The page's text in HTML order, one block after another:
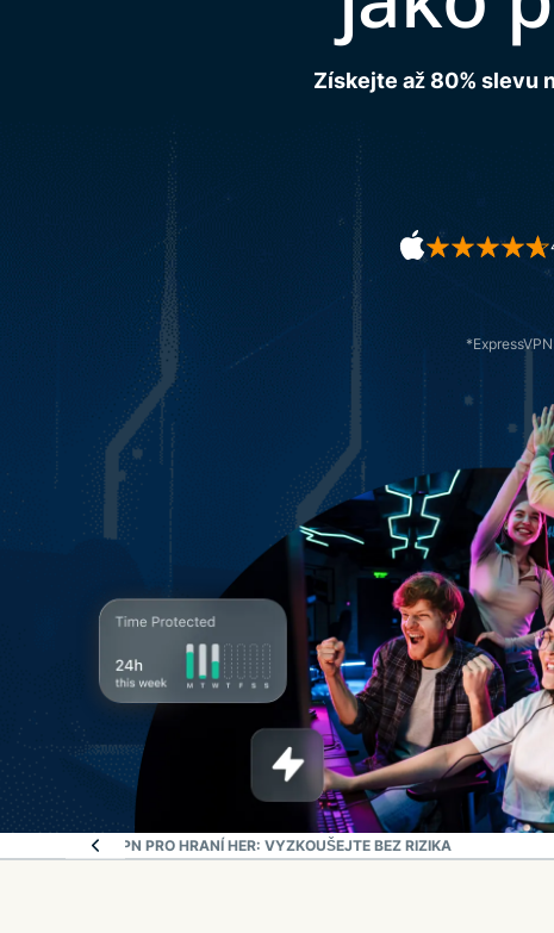
Získejte až 80% slevu
EXPRESSVPN PRO HRANÍ HER: VYZKOUŠEJTE BEZ RIZIKA